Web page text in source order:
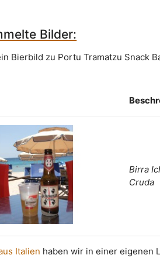
Bilder:
Bierbild zu Portu Tramatzu Snack
Birra
Cruda
Italien haben wir in einer eigenen